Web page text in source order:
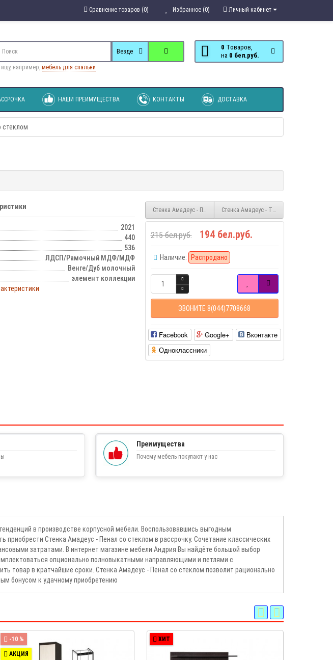
Личный кабинет
Избранное (0)
Сравнение товаров (0)
0 Tоваров,
на
0 бел.руб.
Везде
ищу, например, мебель для спальни
НАШИ ПРЕИМУЩЕСТВА КОНТАКТЫ ДОСТАВКА
стеклом
2021
440
536
ЛДСП/Рамочный МДФ/МДФ
Венге/Дуб молочный
элемент коллекции
Стенка Амадеус - Пенал с ящикамиСтенка Амадеус - Тумба №1
215 бел.руб. 194 бел.руб.
Наличие: Распродано
ЗВОНИТЕ 8(044)7708668
Facebook Google+
Вконтакте
Одноклассники
Преимущества
Почему мебель покупают у нас
в производстве корпусной мебели. Воспользовавшись выгодным
Стенка Амадеус - Пенал со стеклом в рассрочку. Сочетание классических
затратами. В интернет магазине мебели Андрия Вы найдёте большой выбор
опционально полновыкатными направляющими и петлями с
товар в кратчайшие сроки. Стенка Амадеус - Пенал со стеклом позволит рационально
бонусом к удачному приобретению
-10 %
АКЦИЯ
ХИТ